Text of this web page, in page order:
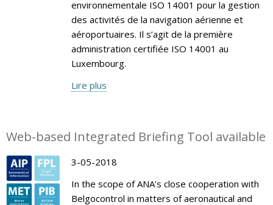
environnementale ISO 14001 pour la gestion
des activités de la navigation aérienne et
aéroportuaires. Il s’agit de la première
administration certifiée ISO 14001 au
Luxembourg.
Lire plus
Web-based Integrated Briefing Tool available
3-05-2018
In the scope of ANA’s close cooperation with
Belgocontrol in matters of aeronautical and